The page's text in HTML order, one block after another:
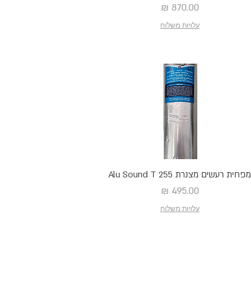
מחיר
עלויות משלוח
מפחית רעשים מצנרת Alu Sound T 255
מחיר
עלויות משלוח